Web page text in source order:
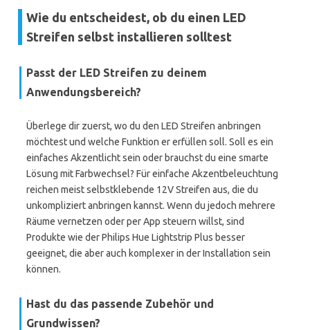
Wie du entscheidest, ob du einen LED
Streifen selbst installieren solltest
Passt der LED Streifen zu deinem
Anwendungsbereich?
Überlege dir zuerst, wo du den LED Streifen anbringen
möchtest und welche Funktion er erfüllen soll. Soll es ein
einfaches Akzentlicht sein oder brauchst du eine smarte
Lösung mit Farbwechsel? Für einfache Akzentbeleuchtung
reichen meist selbstklebende 12V Streifen aus, die du
unkompliziert anbringen kannst. Wenn du jedoch mehrere
Räume vernetzen oder per App steuern willst, sind
Produkte wie der Philips Hue Lightstrip Plus besser
geeignet, die aber auch komplexer in der Installation sein
können.
Hast du das passende Zubehör und
Grundwissen?